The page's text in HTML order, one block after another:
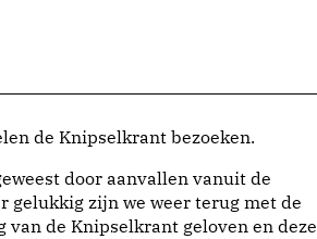
de Knipselkrant bezoeken.
door aanvallen vanuit de
gelukkig zijn we weer terug met de
de Knipselkrant geloven en deze